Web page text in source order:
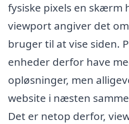
fysiske pixels en skærm
viewport angiver det
bruger til at vise siden.
enheder derfor have
opløsninger, men
website i næsten
Det er netop derfor,